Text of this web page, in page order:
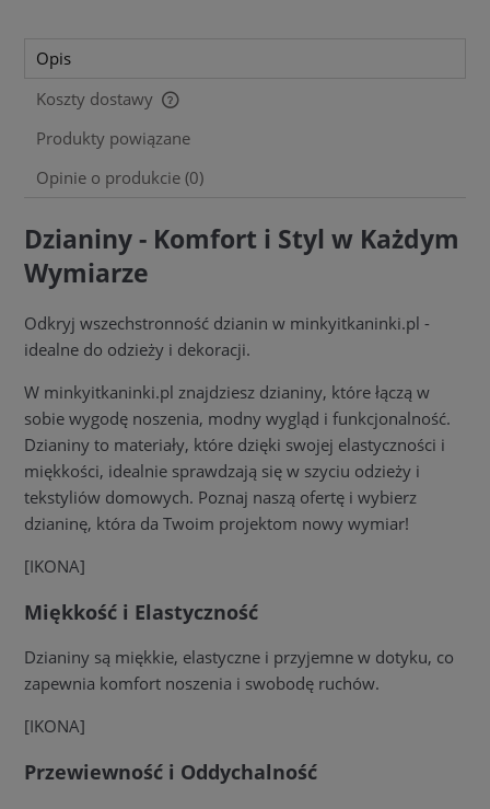
Opis
Koszty dostawy
Cena nie zawiera ewentualnych kosztów płatności
Produkty powiązane
Opinie o produkcie (0)
Dzianiny - Komfort i Styl w Każdym
Wymiarze
Odkryj wszechstronność dzianin w minkyitkaninki.pl -
idealne do odzieży i dekoracji.
W minkyitkaninki.pl znajdziesz dzianiny, które łączą w
sobie wygodę noszenia, modny wygląd i funkcjonalność.
Dzianiny to materiały, które dzięki swojej elastyczności i
miękkości, idealnie sprawdzają się w szyciu odzieży i
tekstyliów domowych. Poznaj naszą ofertę i wybierz
dzianinę, która da Twoim projektom nowy wymiar!
[IKONA]
Miękkość i Elastyczność
Dzianiny są miękkie, elastyczne i przyjemne w dotyku, co
zapewnia komfort noszenia i swobodę ruchów.
[IKONA]
Przewiewność i Oddychalność